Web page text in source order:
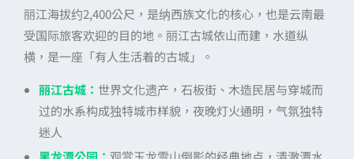
丽江海拔约2,400公尺，是纳西族文化的核心，也是云南最
受国际旅客欢迎的目的地。丽江古城依山而建，水道纵
横，是一座「有人生活着的古城」。
丽江古城： 世界文化遗产，石板街、木造民居与穿城而
过的水系构成独特城市样貌，夜晚灯火通明，气氛独特
迷人